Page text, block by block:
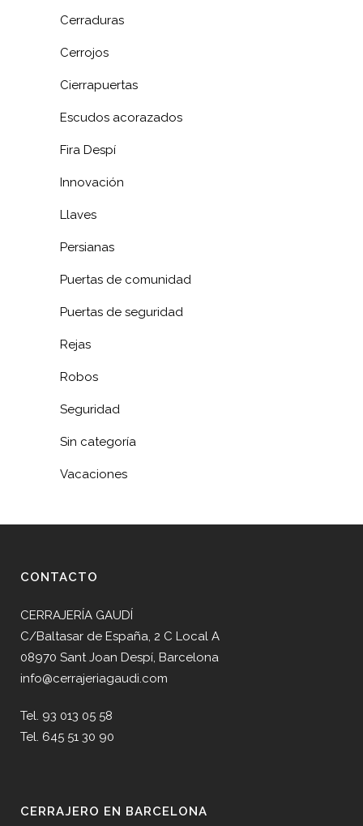
Cerraduras
Cerrojos
Cierrapuertas
Escudos acorazados
Fira Despí
Innovación
Llaves
Persianas
Puertas de comunidad
Puertas de seguridad
Rejas
Robos
Seguridad
Sin categoría
Vacaciones
CONTACTO
CERRAJERÍA GAUDÍ
C/Baltasar de España, 2 C Local A
08970 Sant Joan Despí, Barcelona
info@cerrajeriagaudi.com
Tel. 93 013 05 58
Tel. 645 51 30 90
CERRAJERO EN BARCELONA